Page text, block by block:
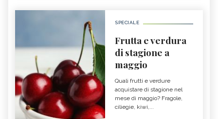
SPECIALE
Frutta e verdura
di stagione a
maggio
Quali frutti e verdure
acquistare di stagione nel
mese di maggio? Fragole,
ciliegie, kiwi,...